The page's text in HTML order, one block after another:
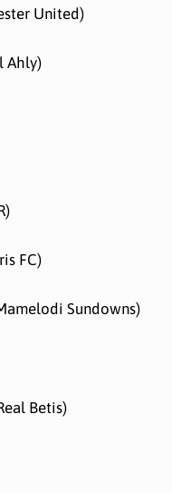
United)
Ahly)
FC)
Sundowns)
Betis)